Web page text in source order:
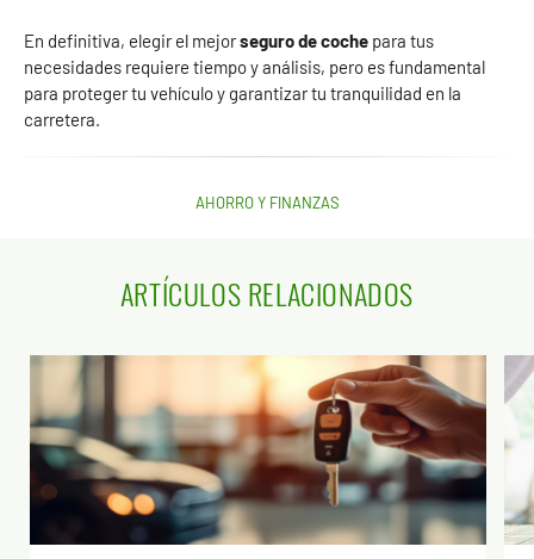
En definitiva, elegir el mejorseguro de coche para tus
necesidades requiere tiempo y análisis, pero es fundamental
para proteger tu vehículo y garantizar tu tranquilidad en la
carretera.
AHORRO Y FINANZAS
ARTÍCULOS RELACIONADOS